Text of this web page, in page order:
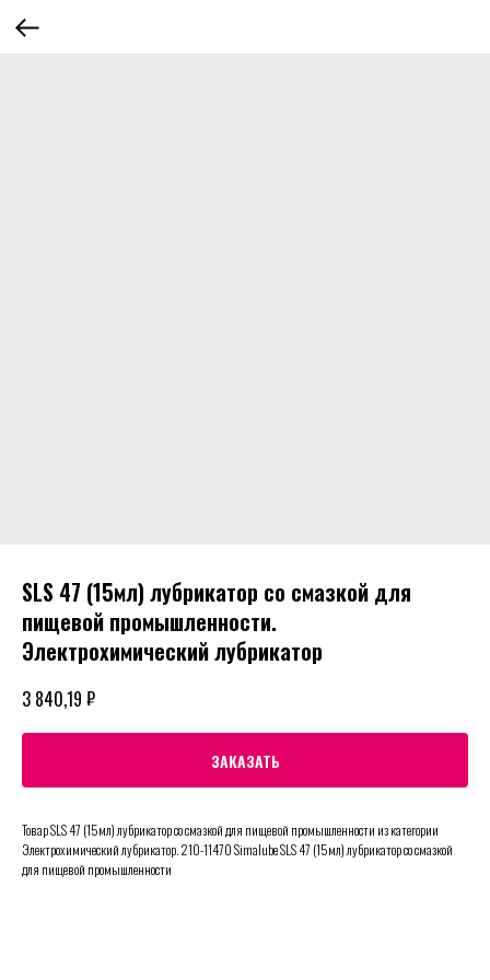
SLS 47 (15мл) лубрикатор со смазкой для
пищевой промышленности.
Электрохимический лубрикатор
3 840,19 ₽
ЗАКАЗАТЬ
Товар SLS 47 (15мл) лубрикатор со смазкой для пищевой промышленности из категории
Электрохимический лубрикатор. 210-11470 Simalube SLS 47 (15мл) лубрикатор со смазкой
для пищевой промышленности